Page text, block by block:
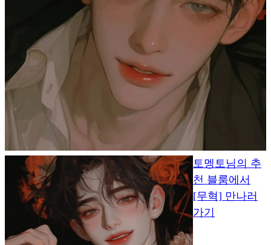
토멩토님의 추
천 블룸에서
[무혁] 만나러
가기